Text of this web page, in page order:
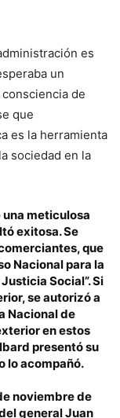
es
un
de
que
es la herramienta
sociedad en la
meticulosa
exitosa. Se
que
Nacional para la
Social”. Si
se autorizó a
Nacional de
en estos
presentó su
lo acompañó.
noviembre de
general Juan